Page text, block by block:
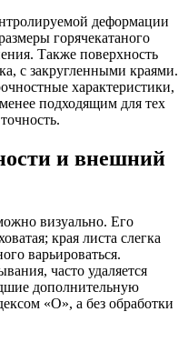
деформации
горячекатаного
Также поверхность
с закругленными краями.
характеристики,
подходящим для тех
и внешний
визуально. Его
края листа слегка
варьироваться.
часто удаляется
дополнительную
«О», а без обработки